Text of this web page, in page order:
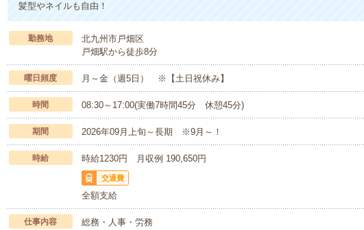
髪型やネイルも自由！
勤務地
北九州市戸畑区
戸畑駅から徒歩8分
曜日頻度 月～金（週5日） ※【土日祝休み】
時間 08:30～17:00(実働7時間45分 休憩45分)
期間 2026年09月上旬～長期 ※9月～！
時給 時給1230円 月収例 190,650円
交通費
全額支給
仕事内容
総務・人事・労務